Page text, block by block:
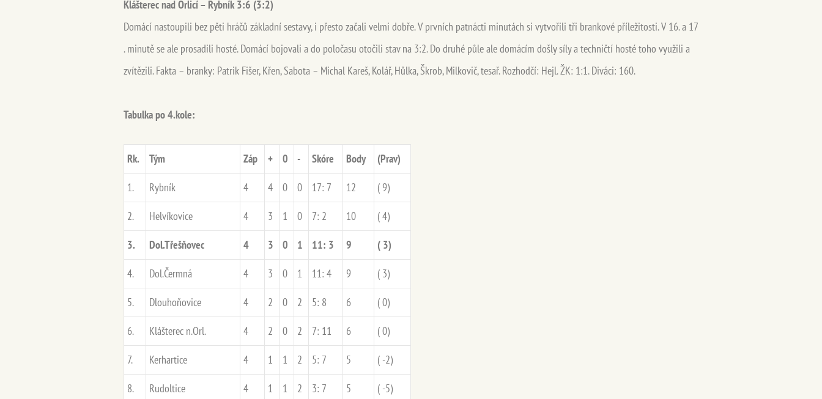
Klášterec nad Orlicí – Rybník 3:6 (3:2)
Domácí nastoupili bez pěti hráčů základní sestavy, i přesto začali velmi dobře. V prvních patnácti minutách si vytvořili tři brankové příležitosti. V 16. a 17
. minutě se ale prosadili hosté. Domácí bojovali a do poločasu otočili stav na 3:2. Do druhé půle ale domácím došly síly a techničtí hosté toho využili a
zvítězili. Fakta – branky: Patrik Fišer, Křen, Sabota – Michal Kareš, Kolář, Hůlka, Škrob, Milkovič, tesař. Rozhodčí: Hejl. ŽK: 1:1. Diváci: 160.
Tabulka po 4.kole:
Rk. Tým Záp + 0 - Skóre Body (Prav)
1. Rybník 4 4 0 0 17: 7 12 ( 9)
2. Helvíkovice 4 3 1 0 7: 2 10 ( 4)
3. Dol.Třešňovec 4 3 0 1 11: 3 9 ( 3)
4. Dol.Čermná 4 3 0 1 11: 4 9 ( 3)
5. Dlouhoňovice 4 2 0 2 5: 8 6 ( 0)
6. Klášterec n.Orl. 4 2 0 2 7: 11 6 ( 0)
7. Kerhartice 4 1 1 2 5: 7 5 ( -2)
8. Rudoltice 4 1 1 2 3: 7 5 ( -5)